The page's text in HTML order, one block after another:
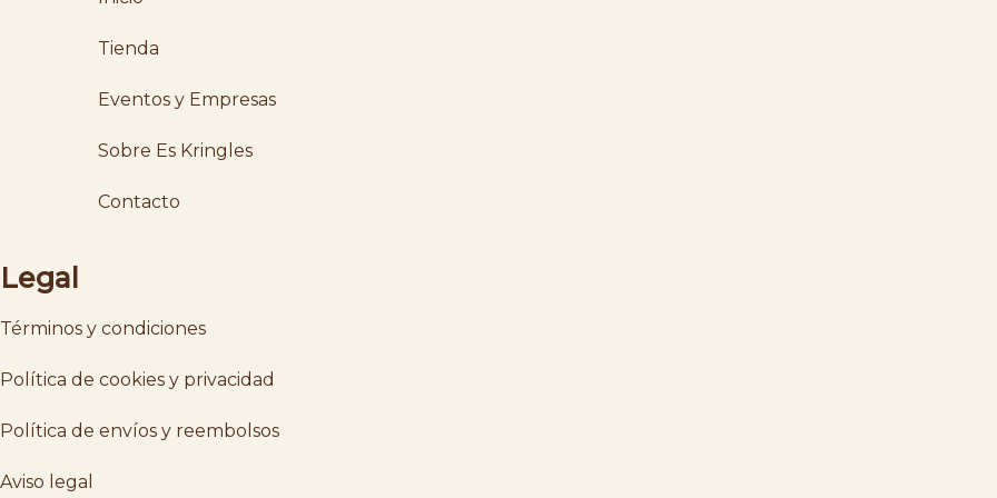
Tienda
Eventos y Empresas
Sobre Es Kringles
Contacto
Legal
Términos y condiciones
Política de cookies y privacidad
Política de envíos y reembolsos
Aviso legal